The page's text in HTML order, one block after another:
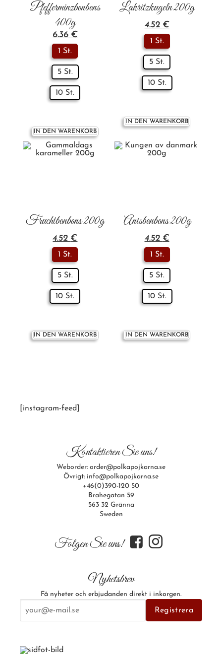
Pfefferminzbonbons
400g
6.36 €
1 St.
5 St.
10 St.
IN DEN WARENKORB
Lakritzkugeln 200g
4.52 €
1 St.
5 St.
10 St.
IN DEN WARENKORB
Fruchtbonbons 200g
4.52 €
1 St.
5 St.
10 St.
IN DEN WARENKORB
Anisbonbons 200g
4.52 €
1 St.
5 St.
10 St.
IN DEN WARENKORB
[instagram-feed]
Kontaktieren Sie uns!
Weborder: order@polkapojkarna.se
Övrigt: info@polkapojkarna.se
+46(0)390-120 50
Brahegatan 59
563 32 Gränna
Sweden
Folgen Sie uns! f i
Nyhetsbrev
Få nyheter och erbjudanden direkt i inkorgen.
Registrera